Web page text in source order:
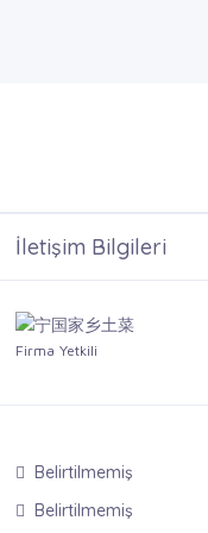
İletişim Bilgileri
Firma Yetkili
Belirtilmemiş
Belirtilmemiş